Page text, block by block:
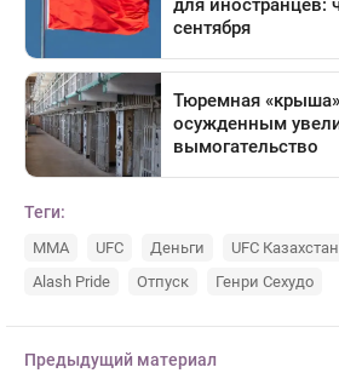
Теги:
MMA UFC Деньги UFC Казахстан
Alash Pride
Отпуск Генри Сехудо
Предыдущий материал